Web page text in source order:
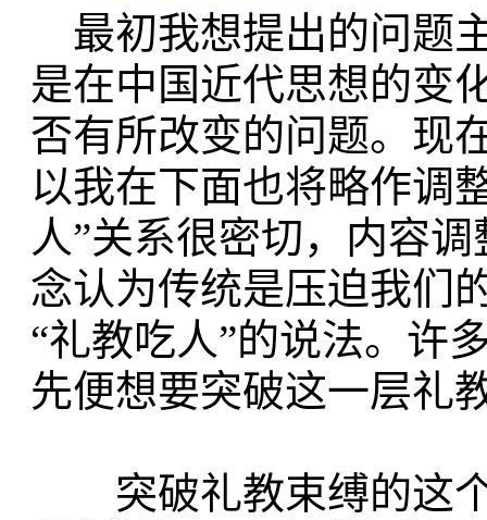
最初我想提出的问题
是在中国近代思想的变
否有所改变的问题。现
以我在下面也将略作调
人”关系很密切，内容
念认为传统是压迫我们
“礼教吃人”的说法。许
先便想要突破这一层礼
突破礼教束缚的这个